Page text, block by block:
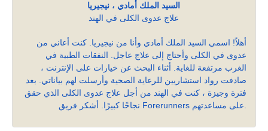
السيد الملك أمادي ، نيجيريا
علاج عدوى الكلى في الهند
أهلاً! اسمي السيد الملك أمادي وأنا من نيجيريا. كنت أعاني من
عدوى في الكلى وأحتاج إلى علاج عاجل. النفقات الطبية في
الغرب مرتفعة للغاية. أثناء البحث عن خيارات على الإنترنت ،
صادفت رواد استشاريين للرعاية الصحية وأرسلت لهم بياناتي. بعد
فترة وجيزة ، كنت في الهند من أجل علاج عدوى الكلى الذي حقق